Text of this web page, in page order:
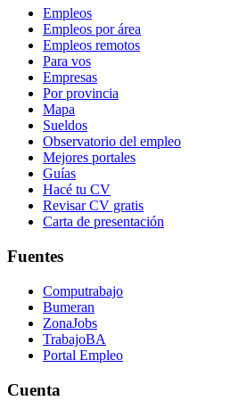
Empleos
Empleos por área
Empleos remotos
Para vos
Empresas
Por provincia
Mapa
Sueldos
Observatorio del empleo
Mejores portales
Guías
Hacé tu CV
Revisar CV gratis
Carta de presentación
Fuentes
Computrabajo
Bumeran
ZonaJobs
TrabajoBA
Portal Empleo
Cuenta